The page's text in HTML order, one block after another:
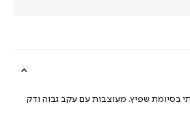
בסיומת שפיץ. מעוצבות עם עקב גבוה ודק